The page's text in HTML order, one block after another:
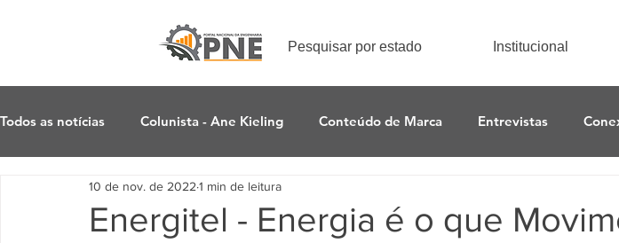
Pesquisar por estado Institucional
Todos as notícias Colunista - Ane Kieling Conteúdo de Marca Entrevistas
Energitel - Energia é o que
10 de nov. de 2022 1 min de leitura